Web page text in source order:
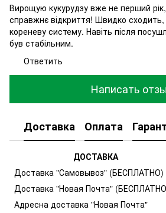
Вирощую кукурудзу вже не перший
справжнє відкриття! Швидко
кореневу систему. Навіть після
був стабільним.
Ответить
Написать
Доставка Оплата
ДОСТАВКА
Доставка "Самовывоз" (БЕСПЛАТНО)
Доставка "Новая Почта"
Адресна доставка "Новая Почта"